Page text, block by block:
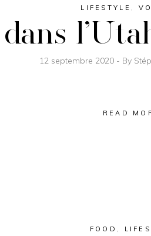
LIFESTYLE
12 septembre 2020 By
READ
FOOD ,